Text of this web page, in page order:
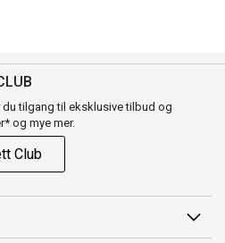
tilgang til eksklusive tilbud og
og mye mer.
Club